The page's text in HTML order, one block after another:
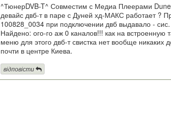
^ТюнерDVB-T^ Совместим с Медиа Плеерами Dune
девайс двб-т в паре с Дуней хд-МАКС работает ?
100828_0034 при подключении двб выдавало -
Найдено: ого-го аж 0 каналов!!! как на
меню для этого двб-т свистка нет вообще
почти в центре Киева.
відповісти